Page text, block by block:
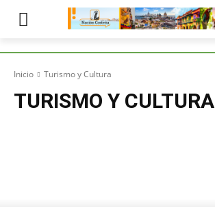
Inicio Turismo y Cultura
TURISMO Y CULTURA